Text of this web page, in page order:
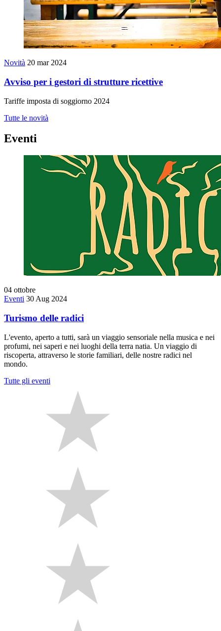
Novità 20 mar 2024
Avviso per i gestori di strutture ricettive
Tariffe imposta di soggiorno 2024
Tutte le novità
Eventi
04 ottobre
Eventi 30 Aug 2024
Turismo delle radici
L'evento, aperto a tutti, sarà un viaggio sensoriale nella musica e nei
profumi, nei saperi e nei luoghi della terra natia. Un viaggio di
riscoperta, attraverso le storie familiari, delle nostre radici nel
mondo.
Tutte gli eventi